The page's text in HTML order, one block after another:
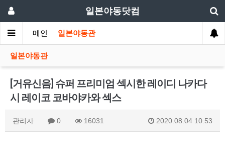
일본야동닷컴
메인 일본야동관
일본야동관
[거유신음] 슈퍼 프리미엄 섹시한 레이디 나카다
시 레이코 코바야카와 섹스
관리자 0 16031 2020.08.04 10:53